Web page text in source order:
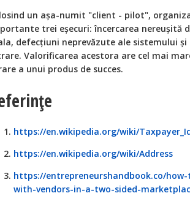
un așa-numit "client - pilot",
trei eșecuri: încercarea nereușită
defecțiuni neprevăzute ale sistemului
Valorificarea acestora are cel mai
a unui produs de succes.
https://en.wikipedia.org/wiki/
https://en.wikipedia.org/wiki/Address
https://entrepreneurshandbook.co/
with-vendors-in-a-two-sided-